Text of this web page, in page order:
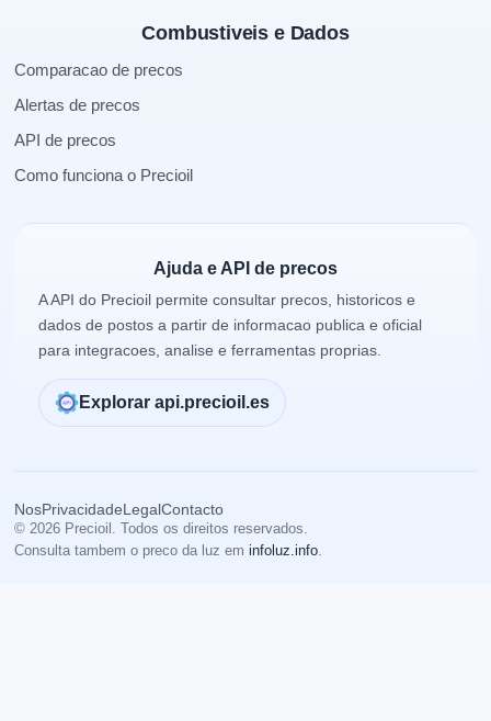
Combustiveis e Dados
Comparacao de precos
Alertas de precos
API de precos
Como funciona o Precioil
Ajuda e API de precos
A API do Precioil permite consultar precos, historicos e
dados de postos a partir de informacao publica e oficial
para integracoes, analise e ferramentas proprias.
Explorar api.precioil.es
NosPrivacidadeLegalContacto
© 2026 Precioil. Todos os direitos reservados.
Consulta tambem o preco da luz eminfoluz.info